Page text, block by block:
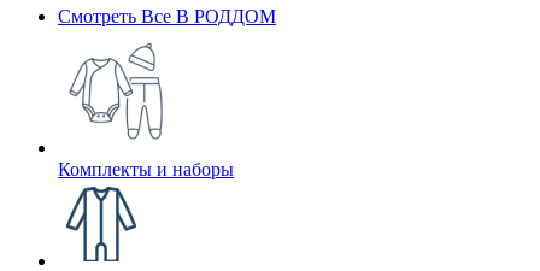
Смотреть Все В РОДДОМ
Комплекты и наборы